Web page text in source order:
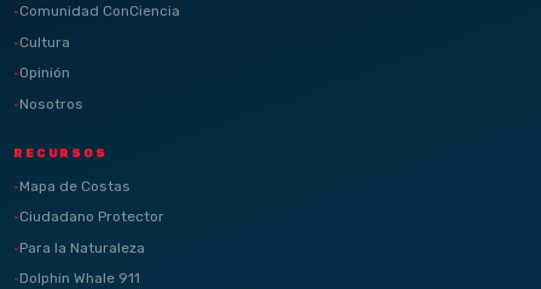
Comunidad ConCiencia
Cultura
Opinión
Nosotros
RECURSOS
Mapa de Costas
Ciudadano Protector
Para la Naturaleza
Dolphin Whale 911